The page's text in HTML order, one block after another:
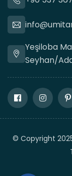
Yeşiloba
Seyhan/
© Copyright